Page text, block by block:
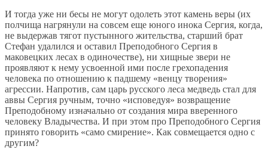
И тогда уже ни бесы не могут одолеть этот камень веры (их
полчища нагрянули на совсем еще юного инока Сергия, когда,
не выдержав тягот пустынного жительства, старший брат
Стефан удалился и оставил Преподобного Сергия в
маковецких лесах в одиночестве), ни хищные звери не
проявляют к нему усвоенной ими после грехопадения
человека по отношению к падшему «венцу творения»
агрессии. Напротив, сам царь русского леса медведь стал для
аввы Сергия ручным, точно «исповедуя» возвращение
Преподобному изначально от создания мира вверенного
человеку Владычества. И при этом про Преподобного Сергия
принято говорить «само смирение». Как совмещается одно с
другим?